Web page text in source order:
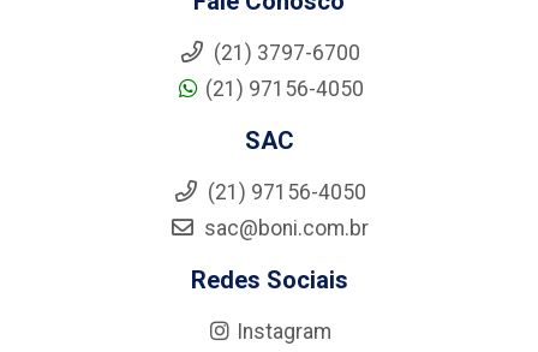
(21) 3797-6700
(21) 97156-4050
SAC
(21) 97156-4050
sac@boni.com.br
Redes Sociais
Instagram